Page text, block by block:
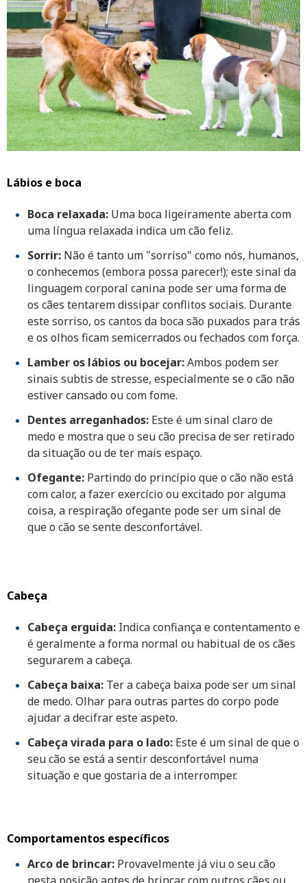
Lábios e boca
Boca relaxada: Uma boca ligeiramente aberta com
uma língua relaxada indica um cão feliz.
Sorrir: Não é tanto um "sorriso" como nós, humanos,
o conhecemos (embora possa parecer!); este sinal da
linguagem corporal canina pode ser uma forma de
os cães tentarem dissipar conflitos sociais. Durante
este sorriso, os cantos da boca são puxados para trás
e os olhos ficam semicerrados ou fechados com força.
Lamber os lábios ou bocejar:Ambos podem ser
sinais subtis de stresse, especialmente se o cão não
estiver cansado ou com fome.
Dentes arreganhados: Este é um sinal claro de
medo e mostra que o seu cão precisa de ser retirado
da situação ou de ter mais espaço.
Ofegante: Partindo do princípio que o cão não está
com calor, a fazer exercício ou excitado por alguma
coisa, a respiração ofegante pode ser um sinal de
que o cão se sente desconfortável.
Cabeça
Cabeça erguida: Indica confiança e contentamento e
é geralmente a forma normal ou habitual de os cães
segurarem a cabeça.
Cabeça baixa: Ter a cabeça baixa pode ser um sinal
de medo. Olhar para outras partes do corpo pode
ajudar a decifrar este aspeto.
Cabeça virada para o lado: Este é um sinal de que o
seu cão se está a sentir desconfortável numa
situação e que gostaria de a interromper.
Comportamentos específicos
Arco de brincar: Provavelmente já viu o seu cão